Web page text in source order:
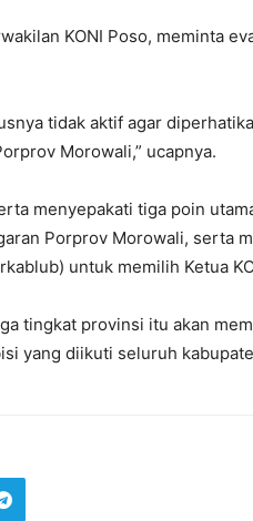
KONI Poso, meminta
tidak aktif agar
Morowali,” ucapnya.
menyepakati tiga poin
Porprov Morowali, serta
untuk memilih Ketua
tingkat provinsi itu akan
yang diikuti seluruh